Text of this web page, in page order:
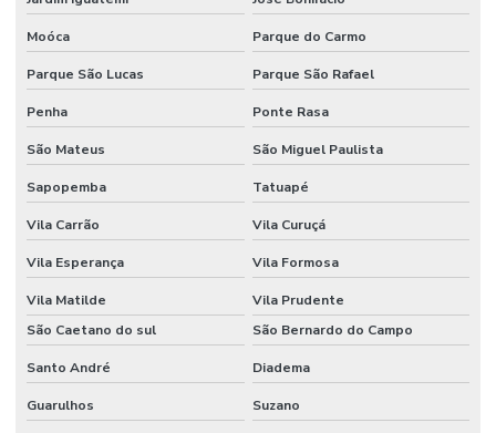
Moóca Parque do Carmo
Parque São Lucas Parque São Rafael
Penha Ponte Rasa
São Mateus São Miguel Paulista
Sapopemba Tatuapé
Vila Carrão Vila Curuçá
Vila Esperança Vila Formosa
Vila Matilde
Vila Prudente
São Caetano do sul
São Bernardo do Campo
Santo André Diadema
Guarulhos Suzano